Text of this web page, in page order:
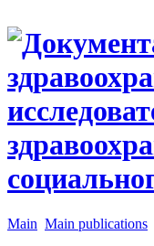
Main Main publications